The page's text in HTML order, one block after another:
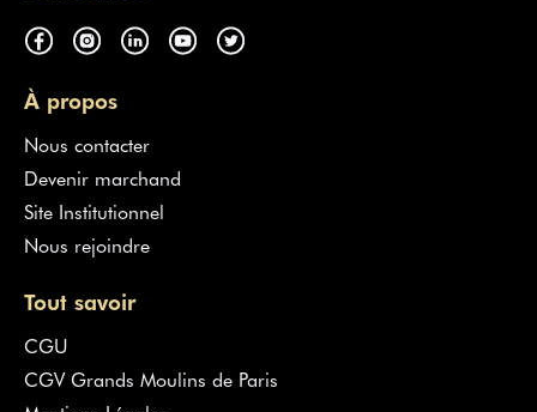
À propos
Nous contacter
Devenir marchand
Site Institutionnel
Nous rejoindre
Tout savoir
CGU
CGV Grands Moulins de Paris